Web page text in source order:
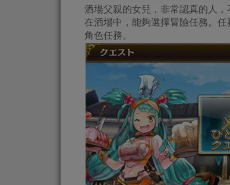
酒場父親的女兒，非常認真的人
在酒場中，能夠選擇冒險任務。
角色任務。